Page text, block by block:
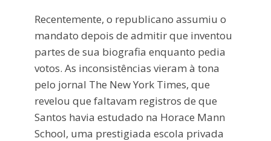
Recentemente, o republicano assumiu o
mandato depois de admitir que inventou
partes de sua biografia enquanto pedia
votos. As inconsistências vieram à tona
pelo jornal The New York Times, que
revelou que faltavam registros de que
Santos havia estudado na Horace Mann
School, uma prestigiada escola privada